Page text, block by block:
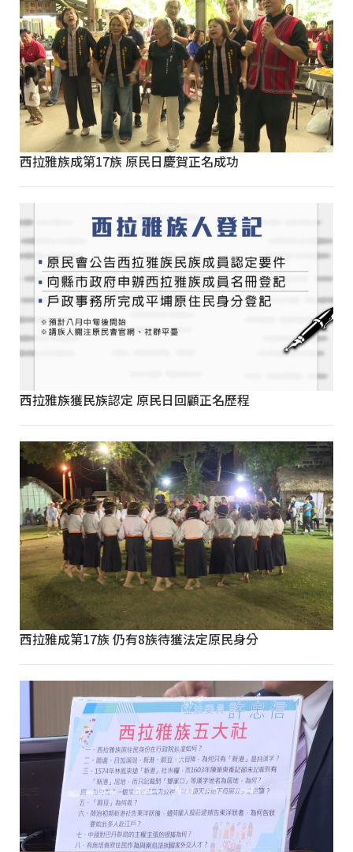
西拉雅族成第17族 原民日慶賀正名成功
西拉雅族獲民族認定 原民日回顧正名歷程
西拉雅成第17族 仍有8族待獲法定原民身分